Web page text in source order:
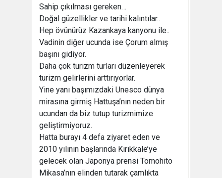
Sahip çıkılması gereken…
Doğal güzellikler ve tarihi kalıntılar..
Hep övünürüz Kazankaya kanyonu ile..
Vadinin diğer ucunda ise Çorum almış
başını gidiyor.
Daha çok turizm turları düzenleyerek
turizm gelirlerini arttırıyorlar.
Yine yanı başımızdaki Unesco dünya
mirasına girmiş Hattuşa’nın neden bir
ucundan da biz tutup turizmimize
geliştirmiyoruz.
Hatta burayı 4 defa ziyaret eden ve
2010 yılının başlarında Kırıkkale’ye
gelecek olan Japonya prensi Tomohito
Mikasa’nın elinden tutarak çamlıkta